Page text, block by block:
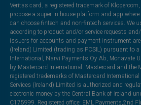
Veritas card, a registered trademark of
propose a super in-house platform and app
can choose fintech and non-fintech services. We
according to product and/or service requests
issuers for accounts and payment instrument are
(Ireland) Limited (trading as PCSIL) pursuant to
International, Narvi Payments Oy Ab, Monavate
by Mastercard International. Mastercard and the
registered trademarks of Mastercard International
Services (Ireland) Limited is authorized and
electronic money by the Central Bank of Ireland
C175999. Registered office: EML Payments,2nd